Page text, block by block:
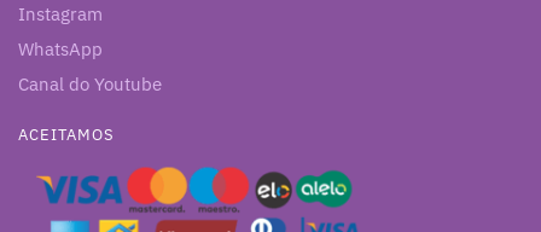
Instagram
WhatsApp
Canal do Youtube
ACEITAMOS